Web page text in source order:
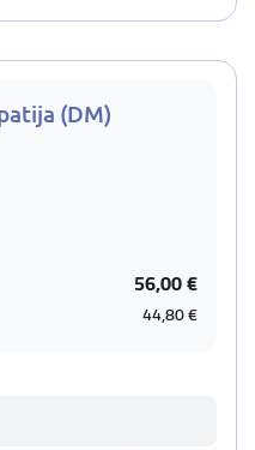
(DM)
56,00 €
44,80 €